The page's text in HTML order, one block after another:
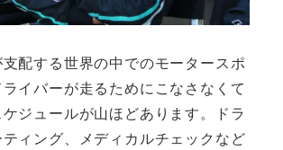
配する世界の中でのモータースポ
イバーが走るためにこなさなくて
ジュールが山ほどあります。ドラ
ィング、メディカルチェックなど